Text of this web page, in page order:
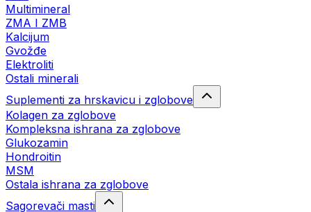
Multimineral
ZMA I ZMB
Kalcijum
Gvožđe
Elektroliti
Ostali minerali
Suplementi za hrskavicu i zglobove
Kolagen za zglobove
Kompleksna ishrana za zglobove
Glukozamin
Hondroitin
MSM
Ostala ishrana za zglobove
Sagorevači masti